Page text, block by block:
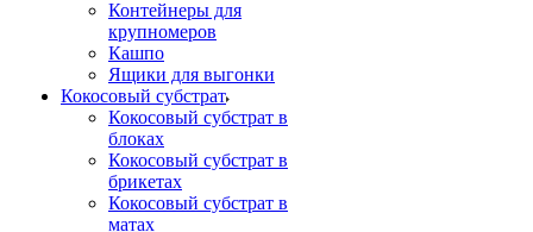
Контейнеры для
крупномеров
Кашпо
Ящики для выгонки
Кокосовый субстрат
Кокосовый субстрат в
блоках
Кокосовый субстрат в
брикетах
Кокосовый субстрат в
матах